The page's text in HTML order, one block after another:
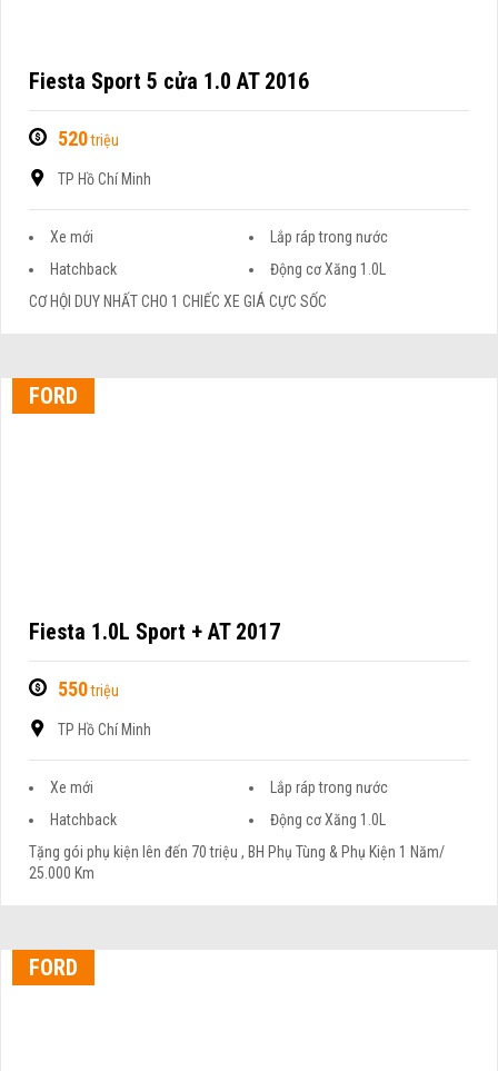
Fiesta Sport 5 cửa 1.0 AT 2016
520triệu
TP Hồ Chí Minh
Xe mới
Lắp ráp trong nước
Hatchback
Động cơ Xăng 1.0L
CƠ HỘI DUY NHẤT CHO 1 CHIẾC XE GIÁ CỰC SỐC
FORD
Fiesta 1.0L Sport + AT 2017
550triệu
TP Hồ Chí Minh
Xe mới
Lắp ráp trong nước
Hatchback
Động cơ Xăng 1.0L
Tặng gói phụ kiện lên đến 70 triệu , BH Phụ Tùng & Phụ Kiện 1 Năm/
25.000 Km
FORD